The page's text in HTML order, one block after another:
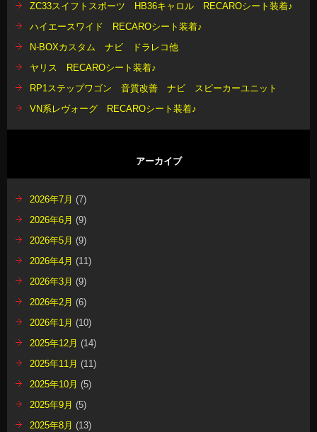
ZC33スイフトスポーツ HB36キャロル RECAROシート装着♪
ハイエースワイド RECAROシート装着♪
N-BOXカスタム ナビ ドラレコ他
ヤリス RECAROシート装着♪
RP1ステップワゴン 音質改善 ナビ スピーカーユニット
VN系レヴォーグ RECAROシート装着♪
アーカイブ
2026年7月 (7)
2026年6月 (9)
2026年5月 (9)
2026年4月 (11)
2026年3月 (9)
2026年2月 (6)
2026年1月 (10)
2025年12月 (14)
2025年11月 (11)
2025年10月 (5)
2025年9月 (5)
2025年8月 (13)